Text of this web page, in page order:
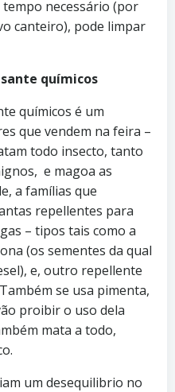
necessário (por
canteiro), pode limpar
químicos
químicos é um
que vendem na feira –
todo insecto, tanto
e magoa as
a famílias que
repellentes para
– tipos tais como a
(os sementes da qual
e, outro repellente
se usa pimenta,
proibir o uso dela
mata a todo,
um desequilibrio no